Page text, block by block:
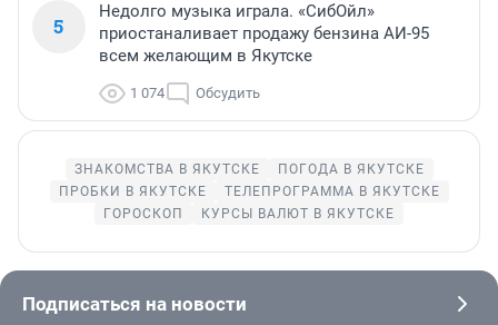
5
Недолго музыка играла. «СибОйл»
приостаналивает продажу бензина АИ-95
всем желающим в Якутске
1 074 Обсудить
ЗНАКОМСТВА В ЯКУТСКЕ
ПОГОДА В ЯКУТСКЕ
ПРОБКИ В ЯКУТСКЕ
ТЕЛЕПРОГРАММА В ЯКУТСКЕ
ГОРОСКОП
КУРСЫ ВАЛЮТ В ЯКУТСКЕ
Подписаться на новости